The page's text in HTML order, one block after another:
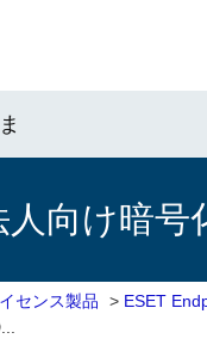
向け暗号
センス製品 > ESET